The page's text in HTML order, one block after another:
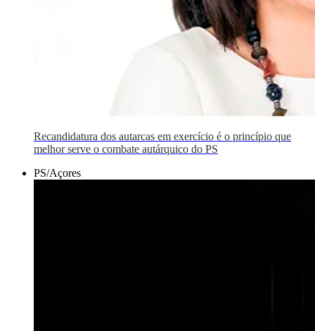
Recandidatura dos autarcas em exercício é o princípio que
melhor serve o combate autárquico do PS
PS/Açores